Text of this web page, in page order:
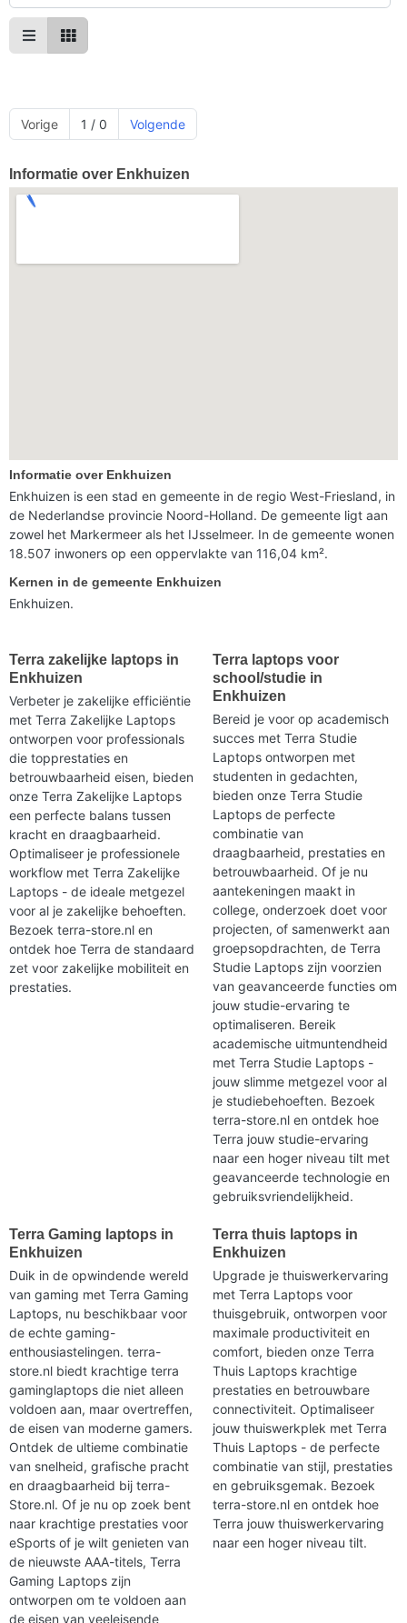
Vorige 1 / 0 Volgende
Informatie over Enkhuizen
Informatie over Enkhuizen
Enkhuizen is een stad en gemeente in de regio West-Friesland, in
de Nederlandse provincie Noord-Holland. De gemeente ligt aan
zowel het Markermeer als het IJsselmeer. In de gemeente wonen
18.507 inwoners op een oppervlakte van 116,04 km².
Kernen in de gemeente Enkhuizen
Enkhuizen.
Terra zakelijke laptops in
Enkhuizen
Verbeter je zakelijke efficiëntie
met Terra Zakelijke Laptops
ontworpen voor professionals
die topprestaties en
betrouwbaarheid eisen, bieden
onze Terra Zakelijke Laptops
een perfecte balans tussen
kracht en draagbaarheid.
Optimaliseer je professionele
workflow met Terra Zakelijke
Laptops - de ideale metgezel
voor al je zakelijke behoeften.
Bezoek terra-store.nl en
ontdek hoe Terra de standaard
zet voor zakelijke mobiliteit en
prestaties.
Terra laptops voor
school/studie in
Enkhuizen
Bereid je voor op academisch
succes met Terra Studie
Laptops ontworpen met
studenten in gedachten,
bieden onze Terra Studie
Laptops de perfecte
combinatie van
draagbaarheid, prestaties en
betrouwbaarheid. Of je nu
aantekeningen maakt in
college, onderzoek doet voor
projecten, of samenwerkt aan
groepsopdrachten, de Terra
Studie Laptops zijn voorzien
van geavanceerde functies om
jouw studie-ervaring te
optimaliseren. Bereik
academische uitmuntendheid
met Terra Studie Laptops -
jouw slimme metgezel voor al
je studiebehoeften. Bezoek
terra-store.nl en ontdek hoe
Terra jouw studie-ervaring
naar een hoger niveau tilt met
geavanceerde technologie en
gebruiksvriendelijkheid.
Terra Gaming laptops in
Enkhuizen
Duik in de opwindende wereld
van gaming met Terra Gaming
Laptops, nu beschikbaar voor
de echte gaming-
enthousiastelingen. terra-
store.nl biedt krachtige terra
gaminglaptops die niet alleen
voldoen aan, maar overtreffen,
de eisen van moderne gamers.
Ontdek de ultieme combinatie
van snelheid, grafische pracht
en draagbaarheid bij terra-
Store.nl. Of je nu op zoek bent
naar krachtige prestaties voor
eSports of je wilt genieten van
de nieuwste AAA-titels, Terra
Gaming Laptops zijn
ontworpen om te voldoen aan
de eisen van veeleisende
Terra thuis laptops in
Enkhuizen
Upgrade je thuiswerkervaring
met Terra Laptops voor
thuisgebruik, ontworpen voor
maximale productiviteit en
comfort, bieden onze Terra
Thuis Laptops krachtige
prestaties en betrouwbare
connectiviteit. Optimaliseer
jouw thuiswerkplek met Terra
Thuis Laptops - de perfecte
combinatie van stijl, prestaties
en gebruiksgemak. Bezoek
terra-store.nl en ontdek hoe
Terra jouw thuiswerkervaring
naar een hoger niveau tilt.